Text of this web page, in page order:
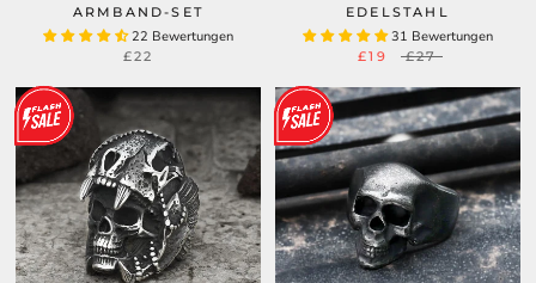
ARMBAND-SET
22 Bewertungen
£22
EDELSTAHL
31 Bewertungen
£19 £27